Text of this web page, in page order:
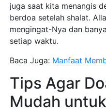
juga saat kita menangis
berdoa setelah shalat.
mengingat-Nya dan
setiap waktu.
Baca Juga: Manfaat
Tips Agar
Mudah